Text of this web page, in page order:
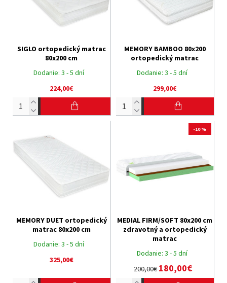
Dodanie: 3 - 5 dní
SIGLO ortopedický matrac
80x200 cm
224,00€
Dodanie: 3 - 5 dní
MEMORY BAMBOO 80x200
ortopedický matrac
299,00€
Dodanie: 3 - 5 dní
MEMORY DUET ortopedický
matrac 80x200 cm
325,00€
-10 %
Dodanie: 3 - 5 dní
MEDIAL FIRM/SOFT 80x200 cm
zdravotný a ortopedický
matrac
200,00€180,00€